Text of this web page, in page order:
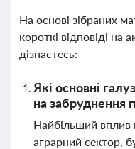
На основі зібраних
короткі відповіді на
дізнаєтесь:
Які основні
на забруднення
Найбільший вплив
аграрний сектор,